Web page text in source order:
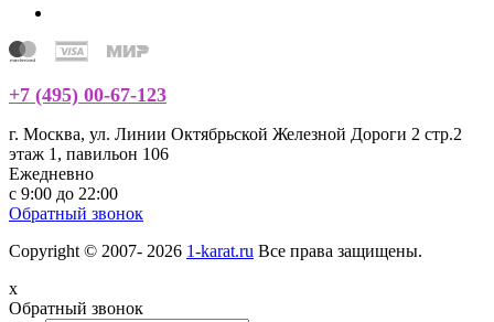
+7 (495) 00-67-123
г. Москва, ул. Линии Октябрьской Железной Дороги 2 стр.2
этаж 1, павильон 106
Ежедневно
с 9:00 до 22:00
Обратный звонок
Copyright © 2007- 2026 1-karat.ru Все права защищены.
x
Обратный звонок